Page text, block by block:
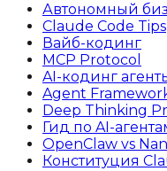
Автономный
Claude Code Tips
Вайб-кодинг
MCP Protocol
AI-кодинг
Agent
Deep Thinking
Гид по AI-
OpenClaw vs
Конституция